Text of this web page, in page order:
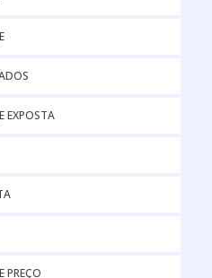
EXPOSTA
PREÇO